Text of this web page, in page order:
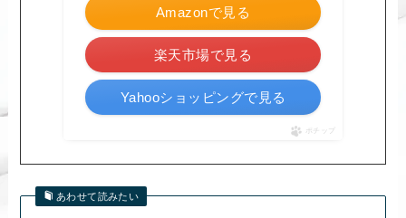
Amazonで見る
楽天市場で見る
Yahooショッピングで見る
ポチップ
あわせて読みたい